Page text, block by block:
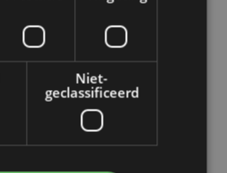
vr 7 augustus | 11:43
Niet-
geclassificeerd